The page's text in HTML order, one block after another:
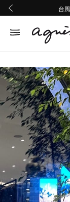
熊本
台
熊本